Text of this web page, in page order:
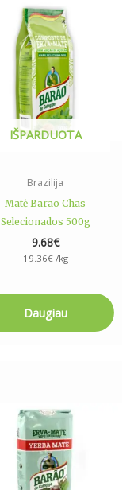
IŠPARDUOTA
Brazilija
Matė Barao Chas
Selecionados 500g
9.68€
19.36€/kg
Daugiau